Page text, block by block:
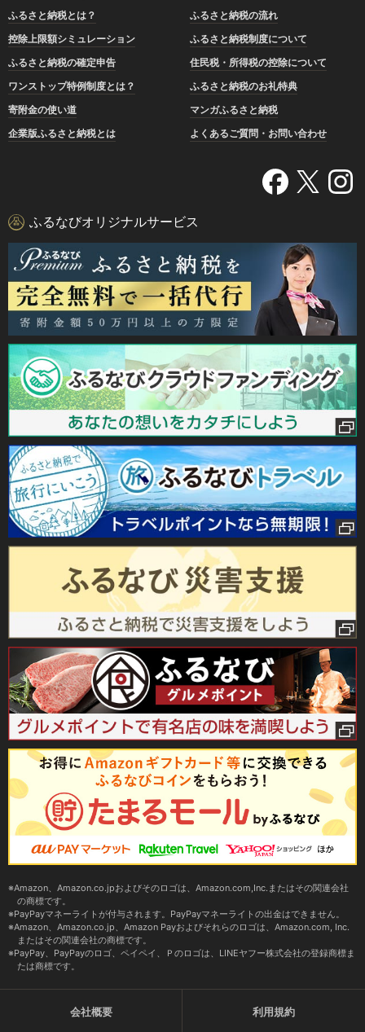
ふるさと納税とは？
ふるさと納税の流れ
控除上限額シミュレーション
ふるさと納税制度について
ふるさと納税の確定申告
住民税・所得税の控除について
ワンストップ特例制度とは？
ふるさと納税のお礼特典
寄附金の使い道
マンガふるさと納税
企業版ふるさと納税とは
よくあるご質問・お問い合わせ
ふるなびオリジナルサービス
Amazon、Amazon.co.jpおよびそのロゴは、Amazon.com,Inc.またはその関連会社
の商標です。
PayPayマネーライトが付与されます。PayPayマネーライトの出金はできません。
Amazon、Amazon.co.jp、Amazon Payおよびそれらのロゴは、Amazon.com, Inc.
またはその関連会社の商標です。
PayPay、PayPayのロゴ、ペイペイ、Ｐのロゴは、LINEヤフー株式会社の登録商標ま
たは商標です。
会社概要 利用規約